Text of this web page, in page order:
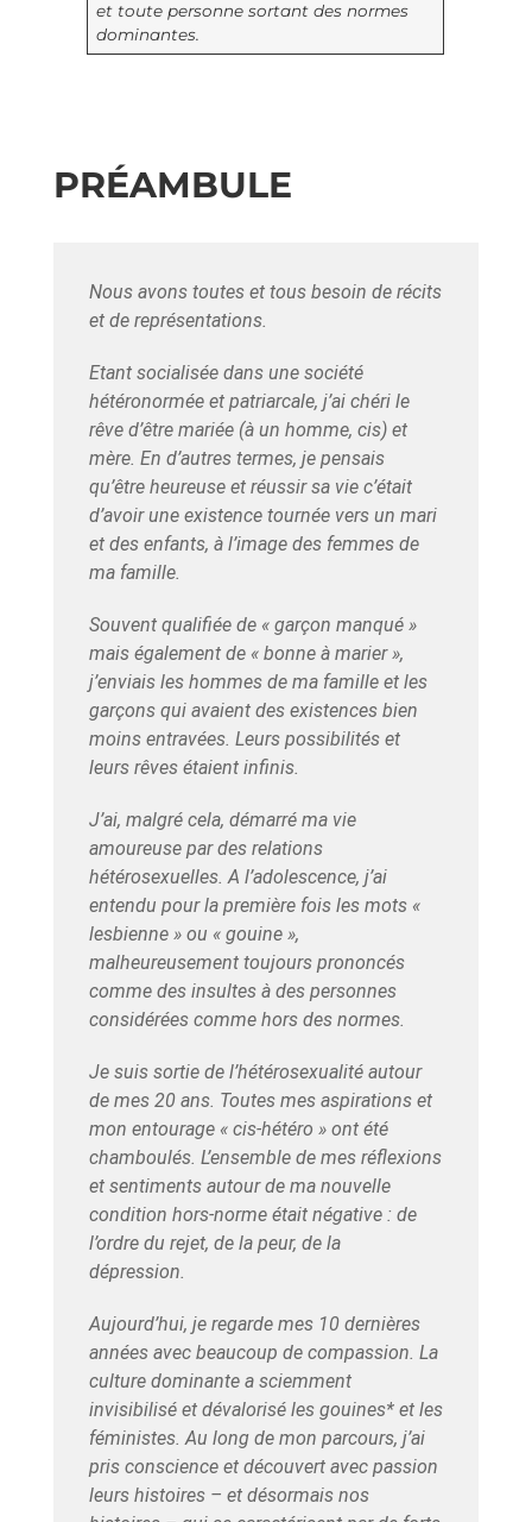
et toute personne sortant des normes
dominantes.
PRÉAMBULE
Nous avons toutes et tous besoin de récits
et de représentations.
Etant socialisée dans une société
hétéronormée et patriarcale, j’ai chéri le
rêve d’être mariée (à un homme, cis) et
mère. En d’autres termes, je pensais
qu’être heureuse et réussir sa vie c’était
d’avoir une existence tournée vers un mari
et des enfants, à l’image des femmes de
ma famille.
Souvent qualifiée de « garçon manqué »
mais également de « bonne à marier »,
j’enviais les hommes de ma famille et les
garçons qui avaient des existences bien
moins entravées. Leurs possibilités et
leurs rêves étaient infinis.
J’ai, malgré cela, démarré ma vie
amoureuse par des relations
hétérosexuelles. A l’adolescence, j’ai
entendu pour la première fois les mots «
lesbienne » ou « gouine »,
malheureusement toujours prononcés
comme des insultes à des personnes
considérées comme hors des normes.
Je suis sortie de l’hétérosexualité autour
de mes 20 ans. Toutes mes aspirations et
mon entourage « cis-hétéro » ont été
chamboulés. L’ensemble de mes réflexions
et sentiments autour de ma nouvelle
condition hors-norme était négative : de
l’ordre du rejet, de la peur, de la
dépression.
Aujourd’hui, je regarde mes 10 dernières
années avec beaucoup de compassion. La
culture dominante a sciemment
invisibilisé et dévalorisé les gouines* et les
féministes. Au long de mon parcours, j’ai
pris conscience et découvert avec passion
leurs histoires – et désormais nos